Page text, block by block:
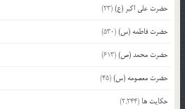
حضرت علی اکبر (ع)(23)
حضرت فاطمه (س)(530)
حضرت محمد (ص)(613)
حضرت معصومه (س)(45)
حکایت ها (2,244)